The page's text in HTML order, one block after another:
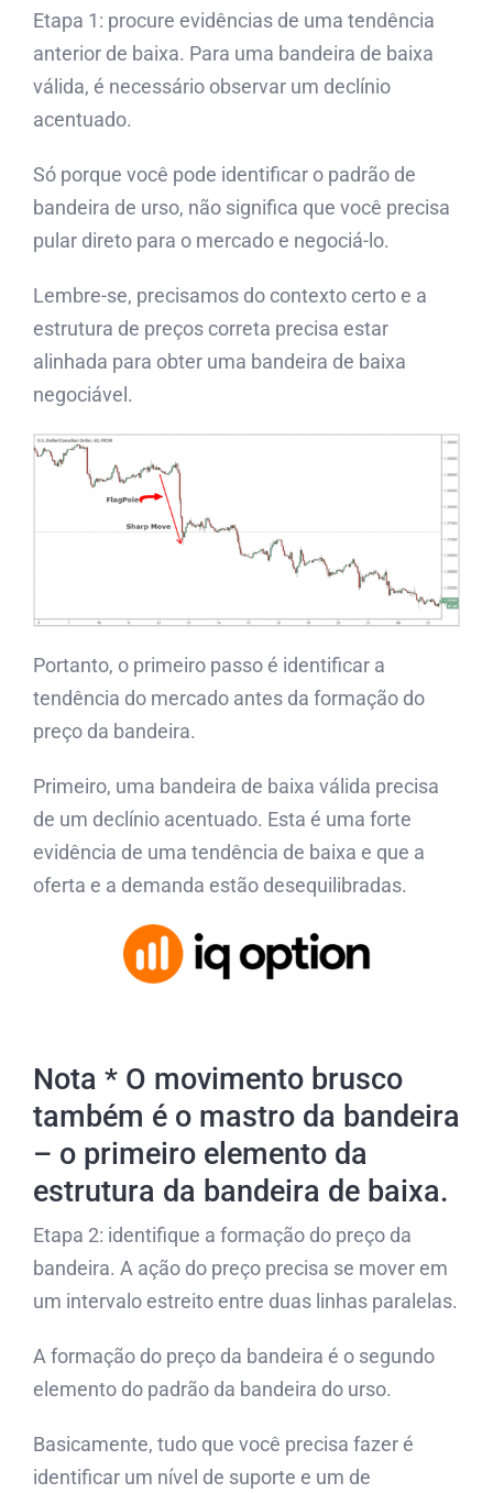
Etapa 1: procure evidências de uma tendência
anterior de baixa. Para uma bandeira de baixa
válida, é necessário observar um declínio
acentuado.
Só porque você pode identificar o padrão de
bandeira de urso, não significa que você precisa
pular direto para o mercado e negociá-lo.
Lembre-se, precisamos do contexto certo e a
estrutura de preços correta precisa estar
alinhada para obter uma bandeira de baixa
negociável.
Portanto, o primeiro passo é identificar a
tendência do mercado antes da formação do
preço da bandeira.
Primeiro, uma bandeira de baixa válida precisa
de um declínio acentuado. Esta é uma forte
evidência de uma tendência de baixa e que a
oferta e a demanda estão desequilibradas.
Nota * O movimento brusco
também é o mastro da bandeira
– o primeiro elemento da
estrutura da bandeira de baixa.
Etapa 2: identifique a formação do preço da
bandeira. A ação do preço precisa se mover em
um intervalo estreito entre duas linhas paralelas.
A formação do preço da bandeira é o segundo
elemento do padrão da bandeira do urso.
Basicamente, tudo que você precisa fazer é
identificar um nível de suporte e um de